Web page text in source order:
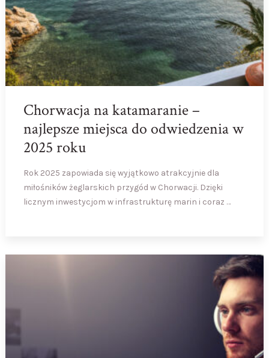
Chorwacja na katamaranie –
najlepsze miejsca do odwiedzenia w
2025 roku
Rok 2025 zapowiada się wyjątkowo atrakcyjnie dla
miłośników żeglarskich przygód w Chorwacji. Dzięki
licznym inwestycjom w infrastrukturę marin i coraz …